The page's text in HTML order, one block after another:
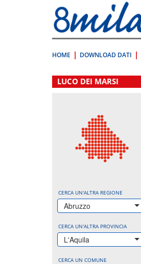
direttamente
a:
Contenuto
HOME DOWNLOAD DATI
LUCO DEI MARSI
CERCA UN'ALTRA REGIONE
Abruzzo
CERCA UN'ALTRA PROVINCIA
L'Aquila
CERCA UN COMUNE